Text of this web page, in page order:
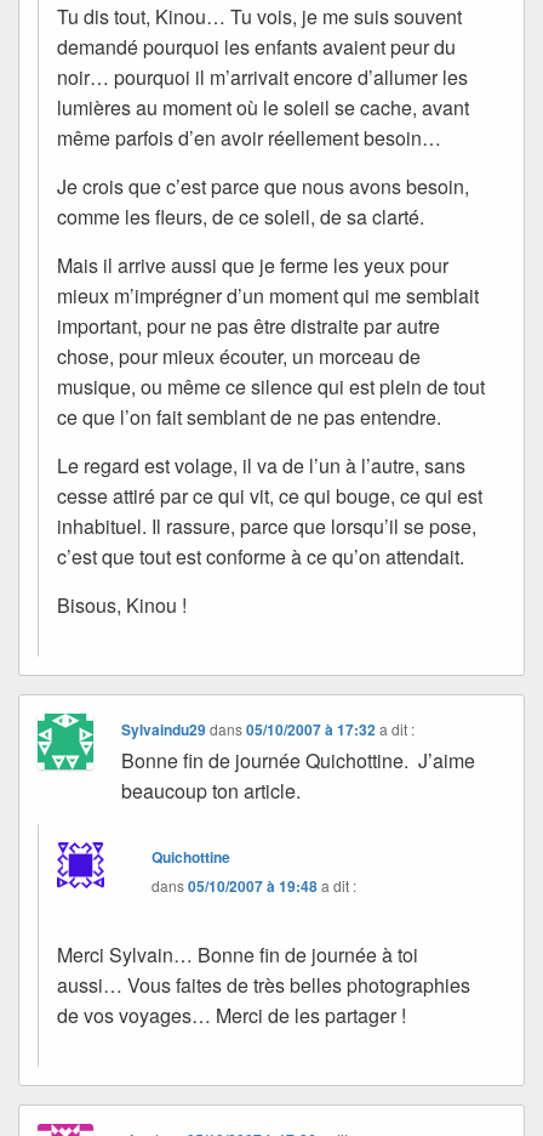
Tu dis tout, Kinou… Tu vois, je me suis souvent
demandé pourquoi les enfants avaient peur du
noir… pourquoi il m’arrivait encore d’allumer les
lumières au moment où le soleil se cache, avant
même parfois d’en avoir réellement besoin…
Je crois que c’est parce que nous avons besoin,
comme les fleurs, de ce soleil, de sa clarté.
Mais il arrive aussi que je ferme les yeux pour
mieux m’imprégner d’un moment qui me semblait
important, pour ne pas être distraite par autre
chose, pour mieux écouter, un morceau de
musique, ou même ce silence qui est plein de tout
ce que l’on fait semblant de ne pas entendre.
Le regard est volage, il va de l’un à l’autre, sans
cesse attiré par ce qui vit, ce qui bouge, ce qui est
inhabituel. Il rassure, parce que lorsqu’il se pose,
c’est que tout est conforme à ce qu’on attendait.
Bisous, Kinou !
Sylvaindu29dans05/10/2007 à 17:32 a dit :
Bonne fin de journée Quichottine. J’aime
beaucoup ton article.
Quichottine
dans05/10/2007 à 19:48a dit :
Merci Sylvain… Bonne fin de journée à toi
aussi… Vous faites de très belles photographies
de vos voyages… Merci de les partager !